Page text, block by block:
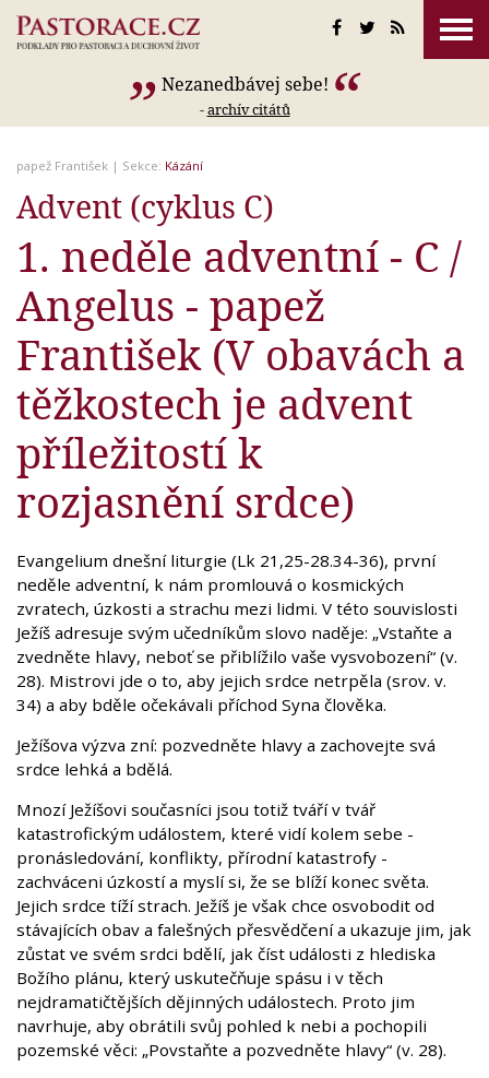
Nezanedbávej sebe!
-archív citátů
papež František | Sekce: Kázání
Advent (cyklus C)
1. neděle adventní - C /
Angelus - papež
František (V obavách a
těžkostech je advent
příležitostí k
rozjasnění srdce)
Evangelium dnešní liturgie (Lk 21,25-28.34-36), první
neděle adventní, k nám promlouvá o kosmických
zvratech, úzkosti a strachu mezi lidmi. V této souvislosti
Ježíš adresuje svým učedníkům slovo naděje: „Vstaňte a
zvedněte hlavy, neboť se přiblížilo vaše vysvobození“ (v.
28). Mistrovi jde o to, aby jejich srdce netrpěla (srov. v.
34) a aby bděle očekávali příchod Syna člověka.
Ježíšova výzva zní: pozvedněte hlavy a zachovejte svá
srdce lehká a bdělá.
Mnozí Ježíšovi současníci jsou totiž tváří v tvář
katastrofickým událostem, které vidí kolem sebe -
pronásledování, konflikty, přírodní katastrofy -
zachváceni úzkostí a myslí si, že se blíží konec světa.
Jejich srdce tíží strach. Ježíš je však chce osvobodit od
stávajících obav a falešných přesvědčení a ukazuje jim, jak
zůstat ve svém srdci bdělí, jak číst události z hlediska
Božího plánu, který uskutečňuje spásu i v těch
nejdramatičtějších dějinných událostech. Proto jim
navrhuje, aby obrátili svůj pohled k nebi a pochopili
pozemské věci: „Povstaňte a pozvedněte hlavy“ (v. 28).